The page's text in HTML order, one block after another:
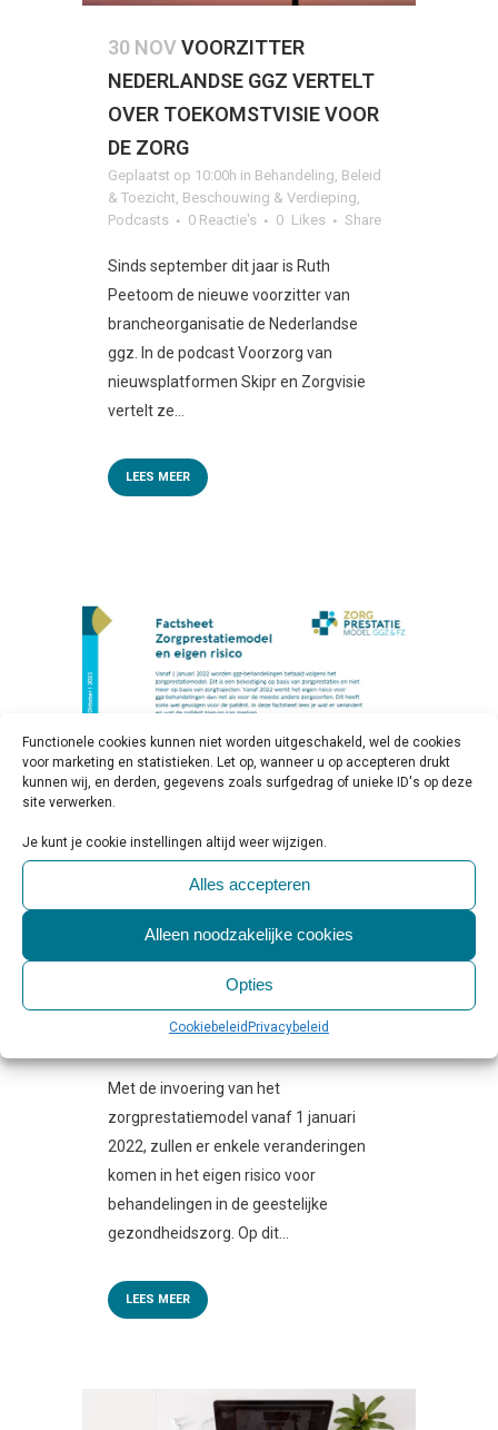
Functionele cookies kunnen niet worden uitgeschakeld, wel de cookies
voor marketing en statistieken. Let op, wanneer u op accepteren drukt
kunnen wij, en derden, gegevens zoals surfgedrag of unieke ID's op deze
site verwerken.
Je kunt je cookie instellingen altijd weer wijzigen.
Alles accepteren
Alleen noodzakelijke cookies
Opties
CookiebeleidPrivacybeleid
30 NOVVOORZITTER
NEDERLANDSE GGZ VERTELT
OVER TOEKOMSTVISIE VOOR
DE ZORG
Geplaatst op 10:00h in Behandeling, Beleid
& Toezicht, Beschouwing & Verdieping,
Podcasts
0 Reactie's 0 Likes Share
Sinds september dit jaar is Ruth
Peetoom de nieuwe voorzitter van
brancheorganisatie de Nederlandse
ggz. In de podcast Voorzorg van
nieuwsplatformen Skipr en Zorgvisie
vertelt ze...
LEES MEER
25 OKT FACTSHEET
AANKOMENDE
RISICO VOOR GGZ-
BEHANDELING
in
& Toezicht, Nieuws & Onderzoek
Met de invoering van het
zorgprestatiemodel vanaf 1 januari
2022, zullen er enkele veranderingen
komen in het eigen risico voor
behandelingen in de geestelijke
gezondheidszorg. Op dit...
LEES MEER